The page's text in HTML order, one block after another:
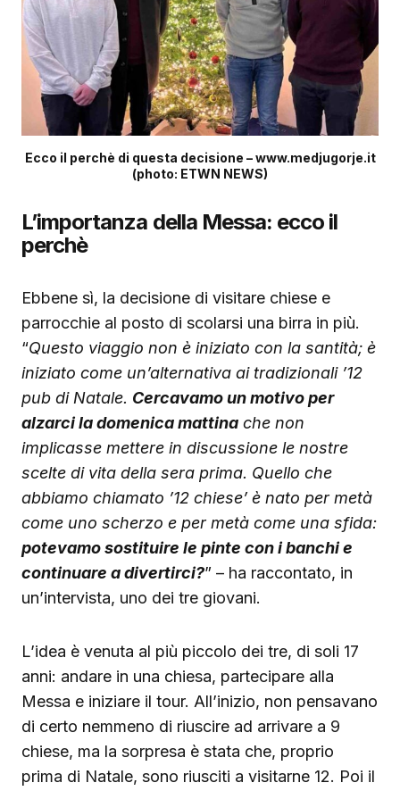
Ecco il perchè di questa decisione – www.medjugorje.it
(photo: ETWN NEWS)
L’importanza della Messa: ecco il
perchè
Ebbene sì, la decisione di visitare chiese e
parrocchie al posto di scolarsi una birra in più.
“Questo viaggio non è iniziato con la santità; è
iniziato come un’alternativa ai tradizionali ’12
pub di Natale. Cercavamo un motivo per
alzarci la domenica mattina che non
implicasse mettere in discussione le nostre
scelte di vita della sera prima. Quello che
abbiamo chiamato ’12 chiese’ è nato per metà
come uno scherzo e per metà come una sfida:
potevamo sostituire le pinte con i banchi e
continuare a divertirci?” – ha raccontato, in
un’intervista, uno dei tre giovani.
L’idea è venuta al più piccolo dei tre, di soli 17
anni: andare in una chiesa, partecipare alla
Messa e iniziare il tour. All’inizio, non pensavano
di certo nemmeno di riuscire ad arrivare a 9
chiese, ma la sorpresa è stata che, proprio
prima di Natale, sono riusciti a visitarne 12. Poi il